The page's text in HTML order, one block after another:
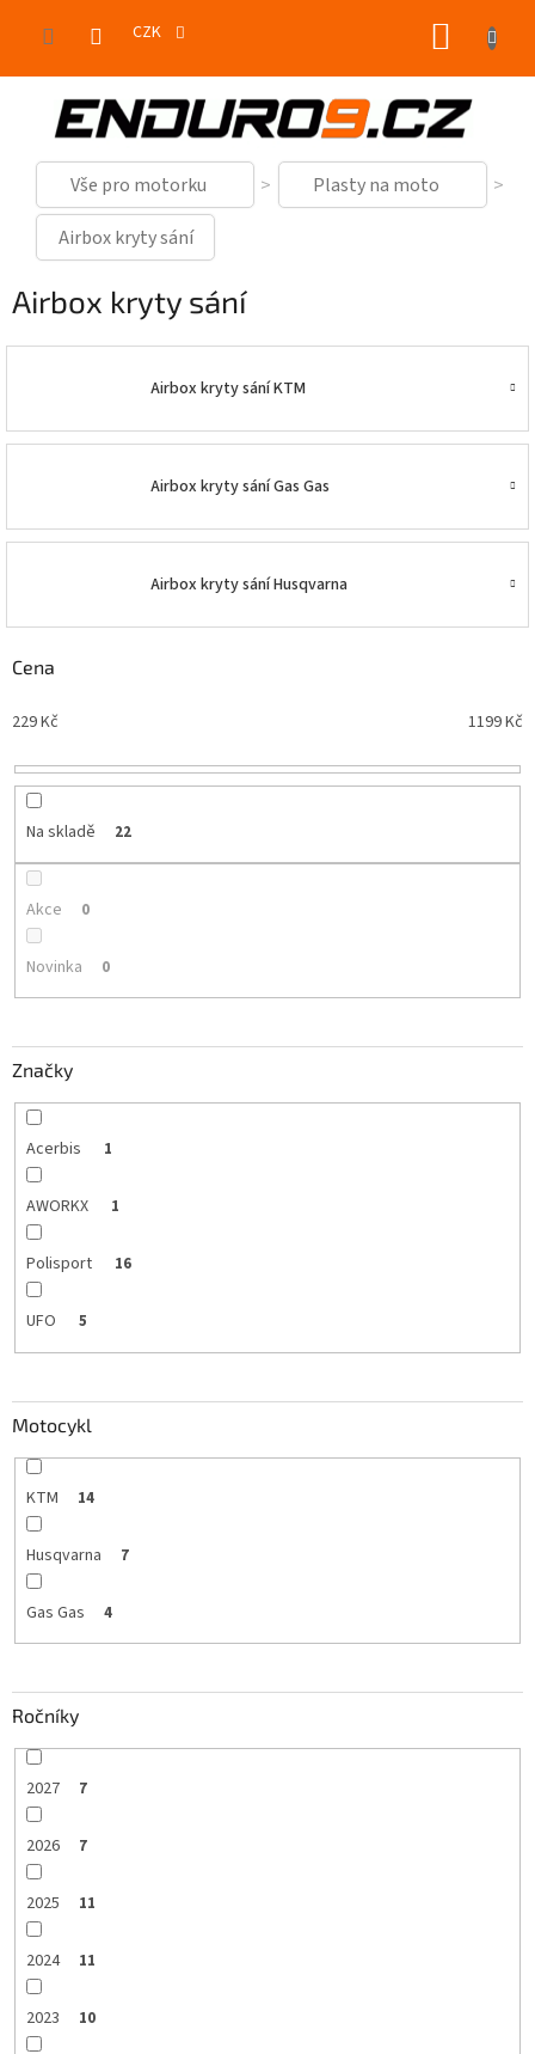
CZK
Vše pro motorku
Plasty na moto
Airbox kryty sání
Airbox kryty sání
Airbox kryty sání KTM
Airbox kryty sání Gas Gas
Airbox kryty sání Husqvarna
Cena
229Kč 1199Kč
Na skladě 22
Akce 0
Novinka 0
Značky
Acerbis 1
AWORKX 1
Polisport 16
UFO 5
Motocykl
KTM 14
Husqvarna 7
Gas Gas 4
Ročníky
2027 7
2026 7
2025 11
2024 11
2023 10